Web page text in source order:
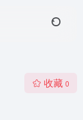
收藏 0